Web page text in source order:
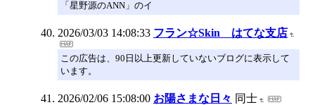
「星野源のANN」のイ
2026/03/03 14:08:33 フラン☆Skin はてな支店
この広告は、90日以上更新していないブログに表示して
います。
2026/02/06 15:08:00 お陽さまな日々 同士